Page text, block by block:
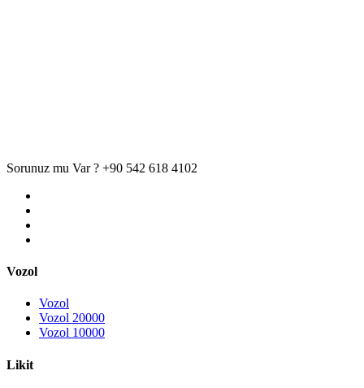
Sorunuz mu Var ? +90 542 618 4102
Vozol
Vozol
Vozol 20000
Vozol 10000
Likit